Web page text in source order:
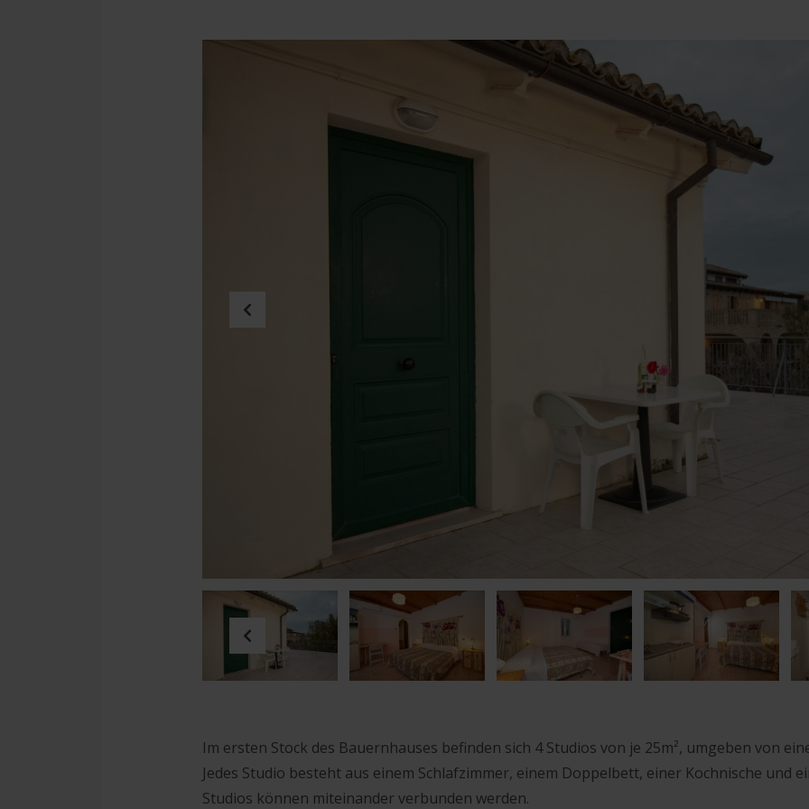
Previous
Previous
Im ersten Stock des Bauernhauses befinden sich 4 Studios von je 25m², umgeben von
Jedes Studio besteht aus einem Schlafzimmer, einem Doppelbett, einer Kochnische und
Studios können miteinander verbunden werden.